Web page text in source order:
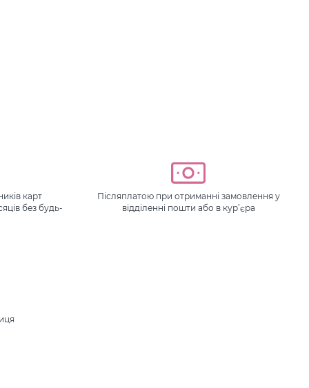
карт
без будь-
Післяплатою при отриманні замовлення у
відділенні пошти або в кур’єра